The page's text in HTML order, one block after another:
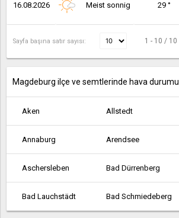
16.08.2026 Meist sonnig 29 °
Sayfa başına satır sayısı: 1 - 10 / 10
Magdeburg ilçe ve semtlerinde hava durumu
Aken Allstedt
Annaburg Arendsee
Aschersleben Bad Dürrenberg
Bad Lauchstädt Bad Schmiedeberg